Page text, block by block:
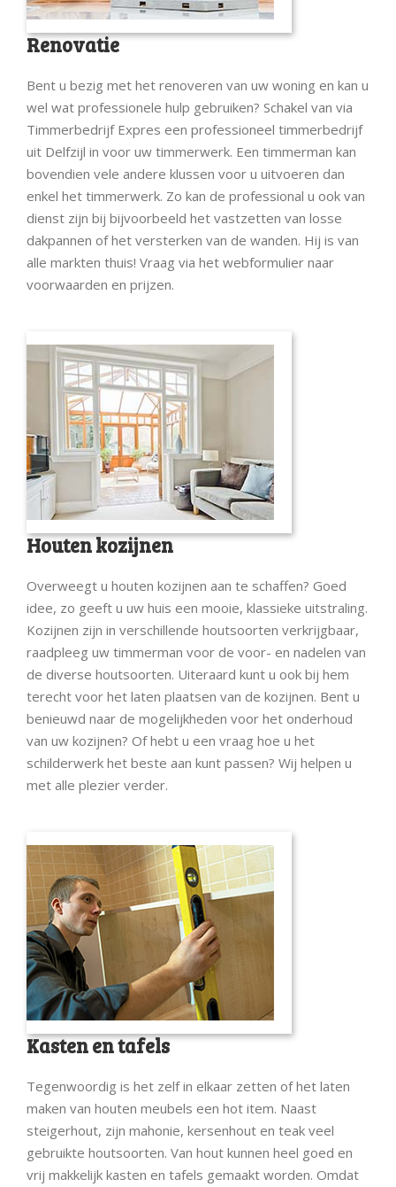
Renovatie
Bent u bezig met het renoveren van uw woning en kan u
wel wat professionele hulp gebruiken? Schakel van via
Timmerbedrijf Expres een professioneel timmerbedrijf
uit Delfzijl in voor uw timmerwerk. Een timmerman kan
bovendien vele andere klussen voor u uitvoeren dan
enkel het timmerwerk. Zo kan de professional u ook van
dienst zijn bij bijvoorbeeld het vastzetten van losse
dakpannen of het versterken van de wanden. Hij is van
alle markten thuis! Vraag via het webformulier naar
voorwaarden en prijzen.
Houten kozijnen
Overweegt u houten kozijnen aan te schaffen? Goed
idee, zo geeft u uw huis een mooie, klassieke uitstraling.
Kozijnen zijn in verschillende houtsoorten verkrijgbaar,
raadpleeg uw timmerman voor de voor- en nadelen van
de diverse houtsoorten. Uiteraard kunt u ook bij hem
terecht voor het laten plaatsen van de kozijnen. Bent u
benieuwd naar de mogelijkheden voor het onderhoud
van uw kozijnen? Of hebt u een vraag hoe u het
schilderwerk het beste aan kunt passen? Wij helpen u
met alle plezier verder.
Kasten en tafels
Tegenwoordig is het zelf in elkaar zetten of het laten
maken van houten meubels een hot item. Naast
steigerhout, zijn mahonie, kersenhout en teak veel
gebruikte houtsoorten. Van hout kunnen heel goed en
vrij makkelijk kasten en tafels gemaakt worden. Omdat